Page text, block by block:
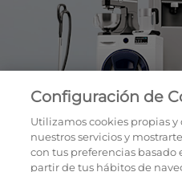
Configuración de
Utilizamos cookies propias
nuestros servicios y
con tus preferencias basado
partir de tus hábitos de